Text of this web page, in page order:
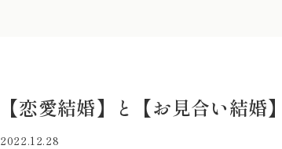
【恋愛結婚】と【お見合い結婚
2022.12.28